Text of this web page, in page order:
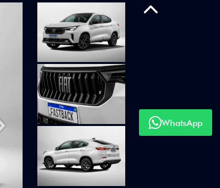
WhatsApp